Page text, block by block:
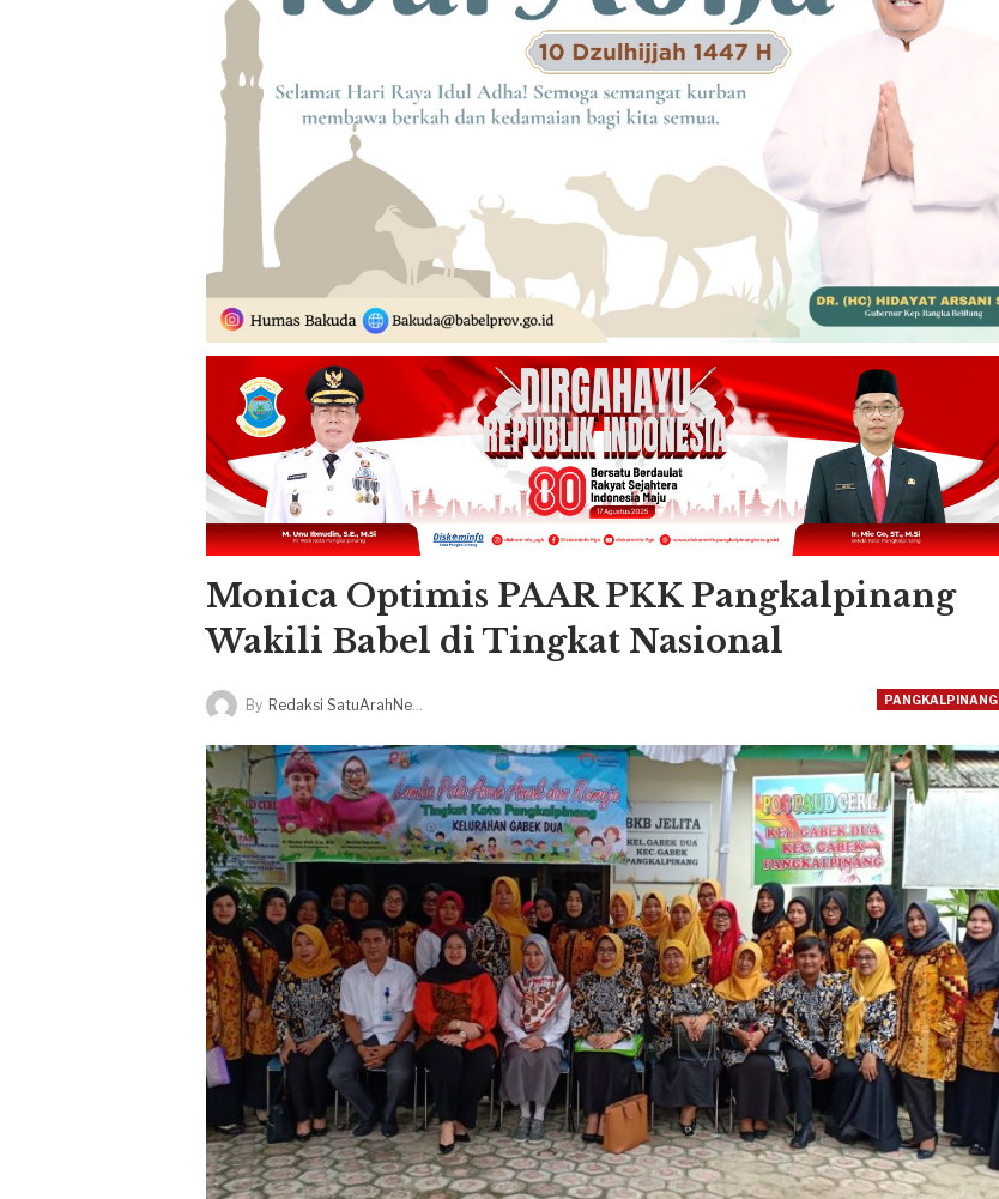
Monica Optimis PAAR PKK Pangkalpinang
Wakili Babel di Tingkat Nasional
PANGKALPINANG
By Redaksi SatuArahNews